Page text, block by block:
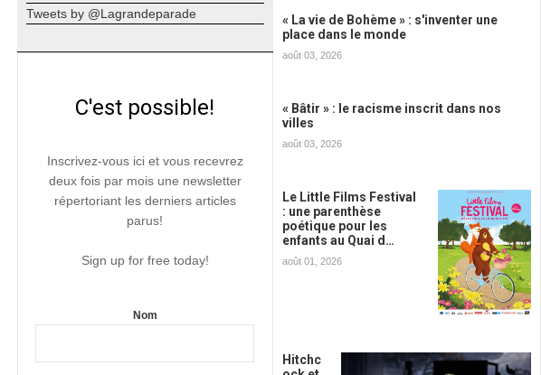
Tweets by @Lagrandeparade
C'est possible!
Inscrivez-vous ici et vous recevrez
deux fois par mois une newsletter
répertoriant les derniers articles
parus!
Sign up for free today!
Nom
« La vie de Bohème » : s'inventer une
place dans le monde
août 03, 2026
« Bâtir » : le racisme inscrit dans nos
villes
août 03, 2026
Le Little Films Festival
: une parenthèse
poétique pour les
enfants au Quai d…
août 01, 2026
Hitchc